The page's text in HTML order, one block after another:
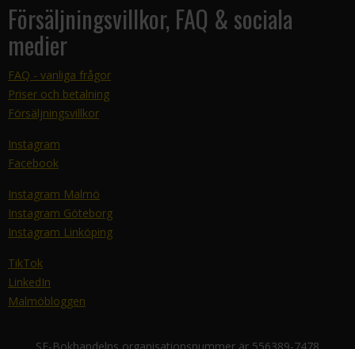
Försäljningsvillkor, FAQ & sociala
medier
FAQ - vanliga frågor
Priser och betalning
Försäljningsvillkor
Instagram
Facebook
Instagram Malmö
Instagram Göteborg
Instagram Linköping
TikTok
LinkedIn
Malmöbloggen